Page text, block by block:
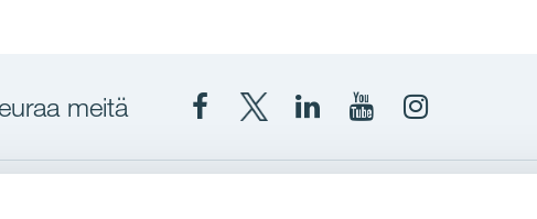
meitä
YITYITCorporation
Corporation
YIT